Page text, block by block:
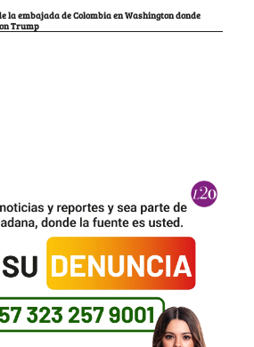
la embajada de Colombia en Washington donde
Trump